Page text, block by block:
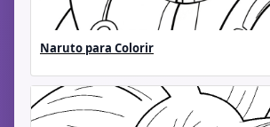
Naruto para Colorir